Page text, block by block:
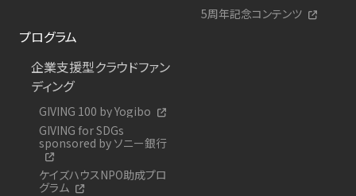
5周年記念コンテンツ
プログラム
企業支援型クラウドファン
ディング
GIVING 100 by Yogibo
GIVING for SDGs
sponsored by ソニー銀行
ケイズハウスNPO助成プロ
グラム